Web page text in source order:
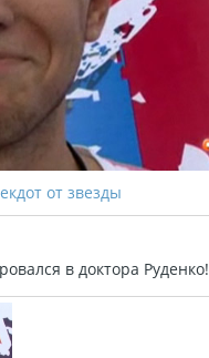
от звезды
в доктора Руденко!